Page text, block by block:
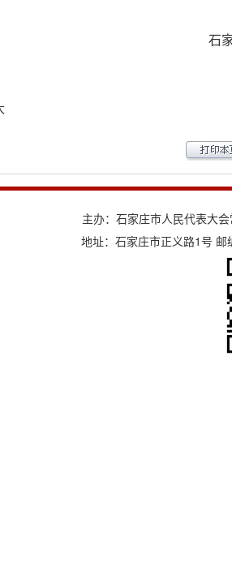
石
主办：石家庄市人民代表大
地址：石家庄市正义路1号